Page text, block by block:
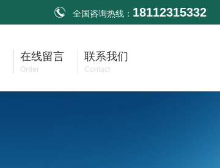
全国咨询热线： 18112315332
在线留言
Order
联系我们
Contact